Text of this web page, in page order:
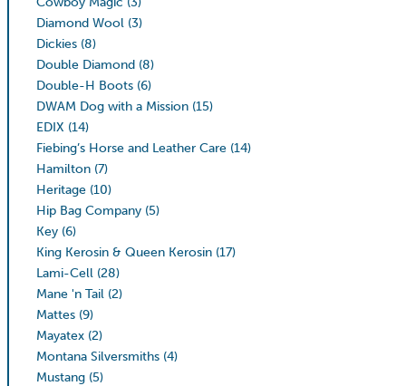
Diamond Wool (3)
Dickies (8)
Double Diamond (8)
Double-H Boots (6)
DWAM Dog with a Mission (15)
EDIX (14)
Fiebing’s Horse and Leather Care (14)
Hamilton (7)
Heritage (10)
Hip Bag Company (5)
Key (6)
King Kerosin & Queen Kerosin (17)
Lami-Cell (28)
Mane 'n Tail (2)
Mattes (9)
Mayatex (2)
Montana Silversmiths (4)
Mustang (5)